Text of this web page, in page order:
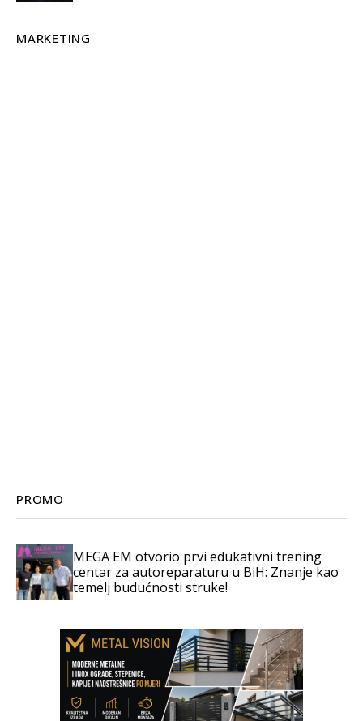
MARKETING
PROMO
MEGA EM otvorio prvi edukativni trening
centar za autoreparaturu u BiH: Znanje kao
temelj budućnosti struke!